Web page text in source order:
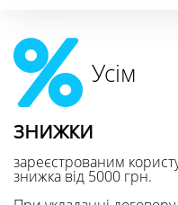
Усім
знижки
зареєстрованим
знижка від 5000 грн.